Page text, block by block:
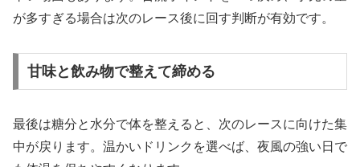
が多すぎる場合は次のレース後に回す判断が有効です。
甘味と飲み物で整えて締める
最後は糖分と水分で体を整えると、次のレースに向けた集
中が戻ります。温かいドリンクを選べば、夜風の強い日で